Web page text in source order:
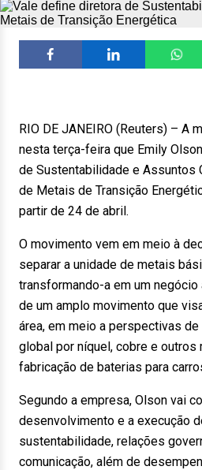
RIO DE JANEIRO (Reuters) – A
nesta terça-feira que Emily
de Sustentabilidade e Assuntos
de Metais de Transição
partir de 24 de abril.
O movimento vem em meio à
separar a unidade de metais
transformando-a em um
de um amplo movimento que
área, em meio a perspectivas
global por níquel, cobre e outros
fabricação de baterias para
Segundo a empresa, Olson vai
desenvolvimento e a execução
sustentabilidade, relações
comunicação, além de